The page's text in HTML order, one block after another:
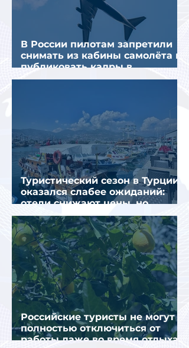
В России пилотам запретили
снимать из кабины самолёта и
публиковать кадры в
интернете
Туристический сезон в Турции
оказался слабее ожиданий:
отели снижают цены, но
загрузка остается низкой
Российские туристы не могут
полностью отключиться от
работы даже во время отдыха